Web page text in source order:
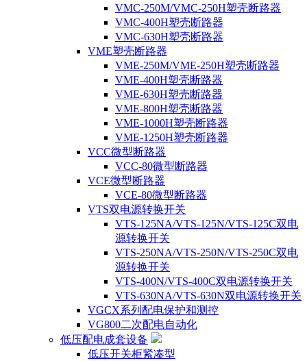
VMC-250M/VMC-250H塑壳断路器
VMC-400H塑壳断路器
VMC-630H塑壳断路器
VME塑壳断路器
VME-250M/VME-250H塑壳断路器
VME-400H塑壳断路器
VME-630H塑壳断路器
VME-800H塑壳断路器
VME-1000H塑壳断路器
VME-1250H塑壳断路器
VCC微型断路器
VCC-80微型断路器
VCE微型断路器
VCE-80微型断路器
VTS双电源转换开关
VTS-125NA/VTS-125N/VTS-125C双电
源转换开关
VTS-250NA/VTS-250N/VTS-250C双电
源转换开关
VTS-400N/VTS-400C双电源转换开关
VTS-630NA/VTS-630N双电源转换开关
VGCX系列配电保护和测控
VG800二次配电自动化
低压配电成套设备
低压开关柜紧凑型